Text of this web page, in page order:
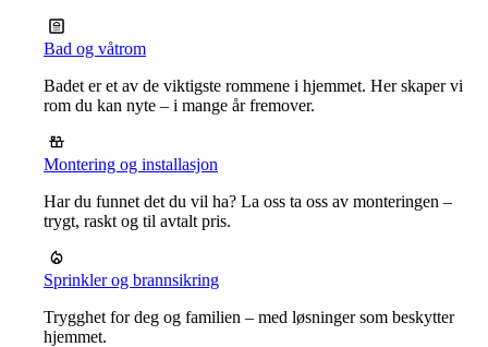
Bad og våtrom
Badet er et av de viktigste rommene i hjemmet. Her skaper vi
rom du kan nyte – i mange år fremover.
Montering og installasjon
Har du funnet det du vil ha? La oss ta oss av monteringen –
trygt, raskt og til avtalt pris.
Sprinkler og brannsikring
Trygghet for deg og familien – med løsninger som beskytter
hjemmet.